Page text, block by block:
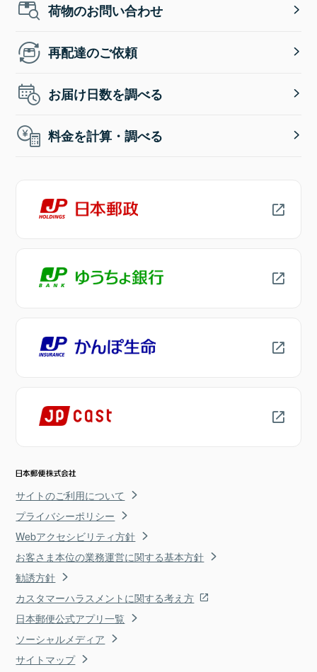
荷物のお問い合わせ
再配達のご依頼
お届け日数を調べる
料金を計算・調べる
サイトのご利用について
プライバシーポリシー
Webアクセシビリティ方針
お客さま本位の業務運営に関する基本方針
勧誘方針
カスタマーハラスメントに関する考え方
日本郵便公式アプリ一覧
ソーシャルメディア
サイトマップ